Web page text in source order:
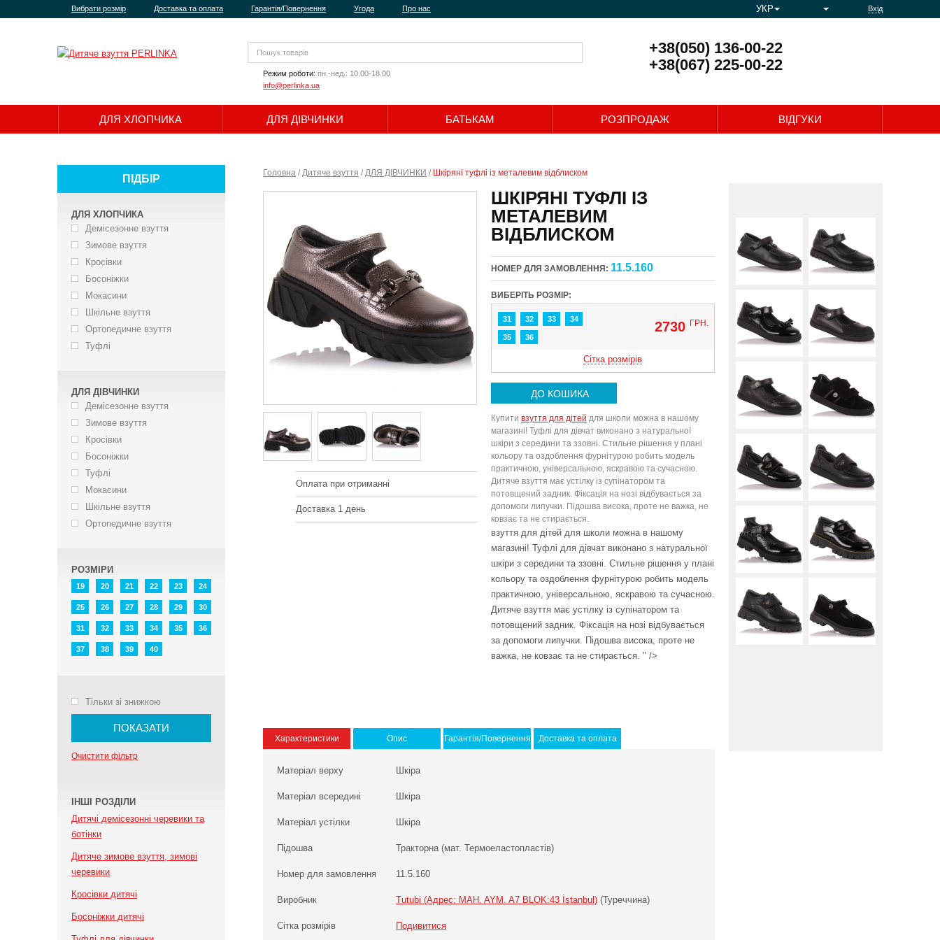
Вибрати розмір Доставка та оплата Гарантія/Повернення Угода Про нас Вхід
УКР
Режим роботи: пн.-нед.: 10.00-18.00
info@perlinka.ua
+38(050) 136-00-22
+38(067) 225-00-22
ДЛЯ ХЛОПЧИКА ДЛЯ ДІВЧИНКИ БАТЬКАМ РОЗПРОДАЖ ВІДГУКИ
Головна /Дитяче взуття /ДЛЯ ДІВЧИНКИ / Шкіряні туфлі із металевим відблиском
Оплата при отриманні
Доставка 1 день
ШКІРЯНІ ТУФЛІ ІЗ
МЕТАЛЕВИМ
ВІДБЛИСКОМ
НОМЕР ДЛЯ ЗАМОВЛЕННЯ: 11.5.160
ВИБЕРІТЬ РОЗМІР:
31 32 33 34
35 36
2730 ГРН.
Сітка розмірів
ДО КОШИКА
Купити взуття для дітей для школи можна в нашому
магазині! Туфлі для дівчат виконано з натуральної
шкіри з середини та ззовні. Стильне рішення у плані
кольору та оздоблення фурнітурою робить модель
практичною, універсальною, яскравою та сучасною.
Дитяче взуття має устілку із супінатором та
потовщений задник. Фіксація на нозі відбувається за
допомоги липучки. Підошва висока, проте не важка, не
ковзає та не стирається.
взуття для дітей для школи можна в нашому
магазині! Туфлі для дівчат виконано з натуральної
шкіри з середини та ззовні. Стильне рішення у плані
кольору та оздоблення фурнітурою робить модель
практичною, універсальною, яскравою та сучасною.
Дитяче взуття має устілку із супінатором та
потовщений задник. Фіксація на нозі відбувається
за допомоги липучки. Підошва висока, проте не
важка, не ковзає та не стирається. " />
Характеристики Опис Гарантія/Повернення Доставка та оплата
Матеріал верху Шкіра
Матеріал всередині Шкіра
Матеріал устілки Шкіра
Підошва Тракторна (мат. Термоеластопластів)
Номер для замовлення 11.5.160
Виробник Tutubi (Адрес: MAH. AYM. A7 BLOK:43 İstanbul) (Туреччина)
Сітка розмірів Подивитися
Вверх
ПІДБІР
ДЛЯ ХЛОПЧИКА
Демісезонне взуття
Зимове взуття
Кросівки
Босоніжки
Мокасини
Шкільне взуття
Ортопедичне взуття
Туфлі
ДЛЯ ДІВЧИНКИ
Демісезонне взуття
Зимове взуття
Кросівки
Босоніжки
Туфлі
Мокасини
Шкільне взуття
Ортопедичне взуття
РОЗМІРИ
19 20 21 22 23 24
25 26 27 28 29 30
31 32 33 34 35 36
37 38 39 40
Тільки зі знижкою
ПОКАЗАТИ
Очистити фільтр
ІНШІ РОЗДІЛИ
Дитячі демісезонні черевики та
ботінки
Дитяче зимове взуття, зимові
черевики
Кросівки дитячі
Босоніжки дитячі